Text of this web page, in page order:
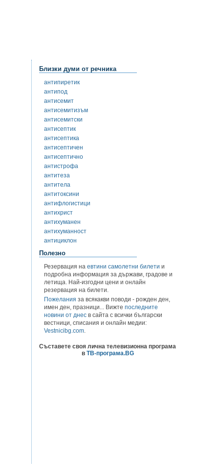
Близки думи от речника
антипиретик
антипод
антисемит
антисемитизъм
антисемитски
антисептик
антисептика
антисептичен
антисептично
антистрофа
антитеза
антитела
антитоксини
антифлогистици
антихрист
антихуманен
антихуманност
антициклон
Полезно
Резервация на евтини самолетни билети и
подробна информация за държави, градове и
летища. Най-изгодни цени и онлайн
резервация на билети.
Пожелания за всякакви поводи - рожден ден,
имен ден, празници... Вижте последните
новини от днес в сайта с всички български
вестници, списания и онлайн медии:
Vestnicibg.com.
Съставете своя лична телевизионна програма
в ТВ-програма.BG